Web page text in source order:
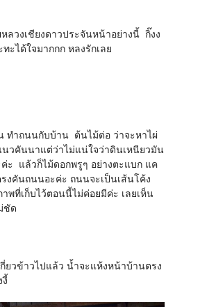
ลวงเชียงดาวประจันหน้าอย่างนี้ กิ๊งง
ทะได้ใจมากกก หลงรักเลย
ทำถนนกับบ้าน ต้นไม้ต่อ ว่าจะหาไผ่
นวคันนาแต่ว่าไม่แน่ใจว่าดินเหนียวมัน
ค่ะ แล้วก็ไม้ดอกพรูๆ อย่างตะแบก แค
รงคันถนนอะค่ะ ถนนจะเป็นเส้นโค้ง
พที่เก็บไว้ตอนนี้ไม่ค่อยมีค่ะ เลยเห็น
ชัด
ยวข้าวไปแล้ว น้ำจะแห้งหน้าบ้านตรง